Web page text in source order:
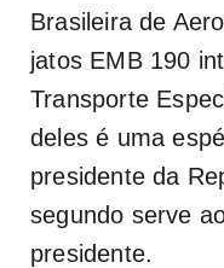
Brasileira de
jatos EMB 190
Transporte
deles é uma
presidente da
segundo serve
presidente.